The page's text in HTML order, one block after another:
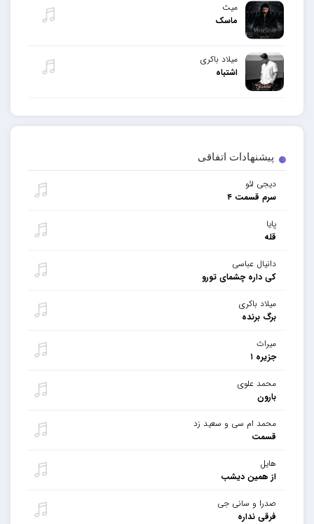
پیشنهادات اتفاقی
دیجی لئو
سرم قسمت ۴
پایا
قله
دانیال عباسی
کی داره چشمای تورو
میلاد باکری
برگ برنده
میراث
جزیره ۱
محمد علوی
بارون
محمد ام سی و سعید زد
قسمت
هایل
از همین دیشب
صدرا و سانی جی
فرقی نداره
میث
ماسک
میلاد باکری
اشتباه